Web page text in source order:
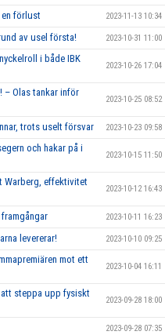
förlust 2023-11-13 10:34
av usel första! 2023-10-31 11:00
i både IBK
2023-10-26 17:04
– Olas tankar inför
2023-10-25 08:52
trots uselt försvar 2023-10-23 09:58
och hakar på i
2023-10-15 11:50
Warberg, effektivitet
2023-10-12 16:43
2023-10-11 16:23
levererar! 2023-10-10 09:25
mot ett
2023-10-04 16:11
att steppa upp fysiskt
2023-09-28 18:00
2023-09-28 07:35